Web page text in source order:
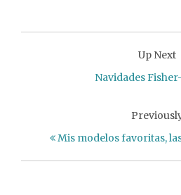
Up Next
Navidades
Mis modelos favoritas,